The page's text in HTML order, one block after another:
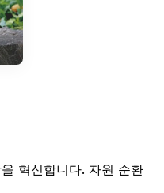
혁신합니다. 자원 순환